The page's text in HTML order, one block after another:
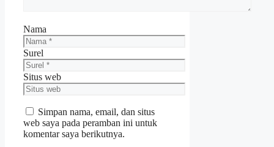
Nama
Surel
Situs web
Simpan nama, email, dan situs
web saya pada peramban ini untuk
komentar saya berikutnya.